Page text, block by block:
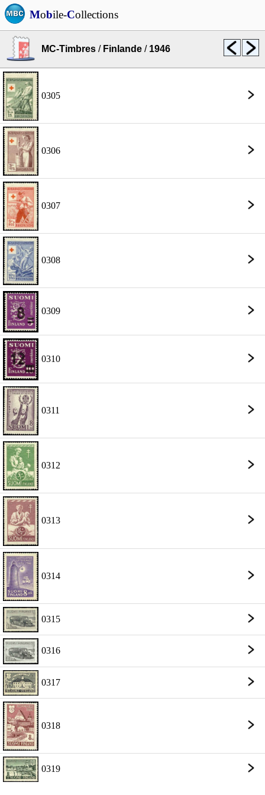
Mobile-Collections
MC-Timbres / Finlande / 1946
0305
0306
0307
0308
0309
0310
0311
0312
0313
0314
0315
0316
0317
0318
0319